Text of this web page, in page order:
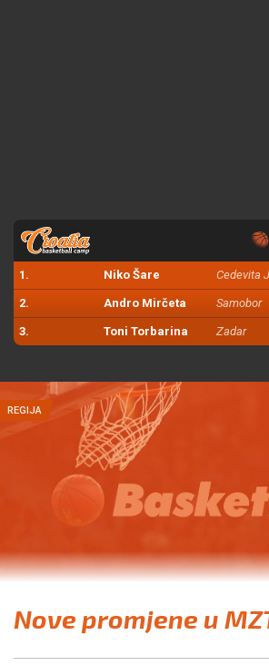
1. Niko Šare Cedevita
2. Andro Mirčeta Samobor
3. Toni Torbarina Zadar
REGIJA
Nove promjene u